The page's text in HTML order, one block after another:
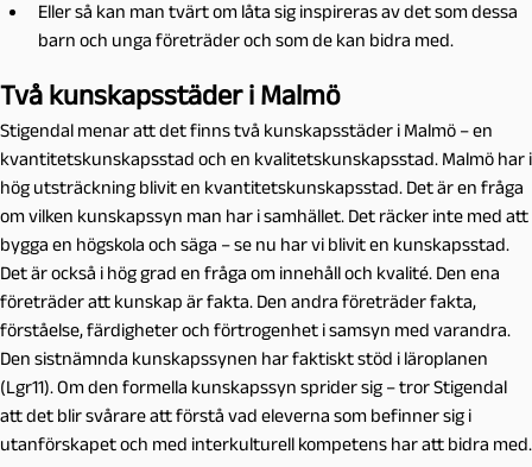
Eller så kan man tvärt om låta sig inspireras av det som dessa
barn och unga företräder och som de kan bidra med.
Två kunskapsstäder i Malmö
Stigendal menar att det finns två kunskapsstäder i Malmö – en
kvantitetskunskapsstad och en kvalitetskunskapsstad. Malmö har i
hög utsträckning blivit en kvantitetskunskapsstad. Det är en fråga
om vilken kunskapssyn man har i samhället. Det räcker inte med att
bygga en högskola och säga – se nu har vi blivit en kunskapsstad.
Det är också i hög grad en fråga om innehåll och kvalité. Den ena
företräder att kunskap är fakta. Den andra företräder fakta,
förståelse, färdigheter och förtrogenhet i samsyn med varandra.
Den sistnämnda kunskapssynen har faktiskt stöd i läroplanen
(Lgr11). Om den formella kunskapssyn sprider sig – tror Stigendal
att det blir svårare att förstå vad eleverna som befinner sig i
utanförskapet och med interkulturell kompetens har att bidra med.